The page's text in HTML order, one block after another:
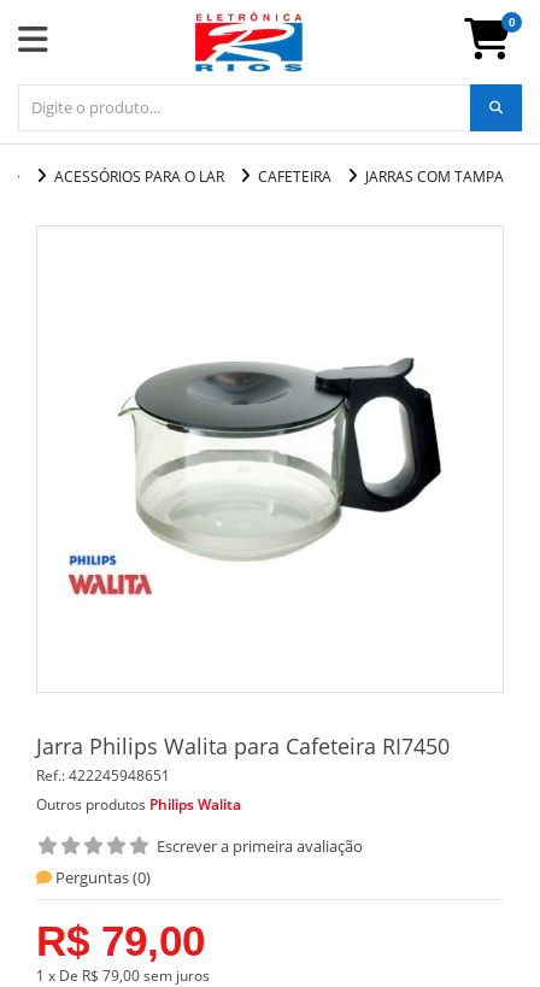
0
ACESSÓRIOS PARA O LAR CAFETEIRA JARRAS COM TAMPA
Jarra Philips Walita para Cafeteira RI7450
Ref.:422245948651
Outros produtos Philips Walita
Escrever a primeira avaliação
Perguntas (0)
R$ 79,00
1 x De R$ 79,00 sem juros